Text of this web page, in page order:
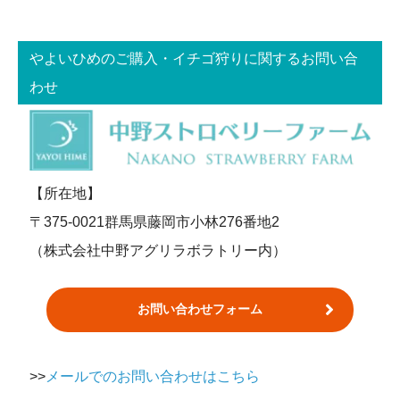
やよいひめのご購入・イチゴ狩りに関するお問い合
わせ
【所在地】
〒375-0021群馬県藤岡市小林276番地2
（株式会社中野アグリラボラトリー内）
お問い合わせフォーム
>>メールでのお問い合わせはこちら